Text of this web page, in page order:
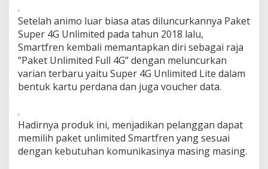
e
t
,
I
n
i
Y
g
D
i
l
.
Setelah animo luar biasa atas diluncurkannya Paket
Super 4G Unlimited pada tahun 2018 lalu,
Smartfren kembali memantapkan diri sebagai raja
”Paket Unlimited Full 4G” dengan meluncurkan
varian terbaru yaitu Super 4G Unlimited Lite dalam
bentuk kartu perdana dan juga voucher data.
.
Hadirnya produk ini, menjadikan pelanggan dapat
memilih paket unlimited Smartfren yang sesuai
dengan kebutuhan komunikasinya masing masing.